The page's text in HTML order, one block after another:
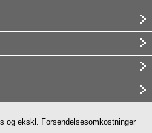
og ekskl. Forsendelsesomkostninger